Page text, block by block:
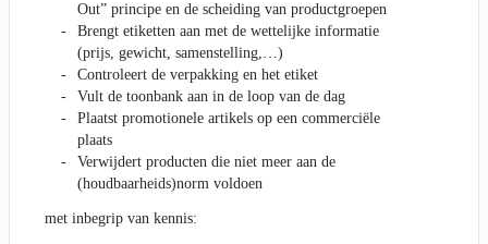
Out” principe en de scheiding van productgroepen
Brengt etiketten aan met de wettelijke informatie
(prijs, gewicht, samenstelling,…)
Controleert de verpakking en het etiket
Vult de toonbank aan in de loop van de dag
Plaatst promotionele artikels op een commerciële
plaats
Verwijdert producten die niet meer aan de
(houdbaarheids)norm voldoen
met inbegrip van kennis: